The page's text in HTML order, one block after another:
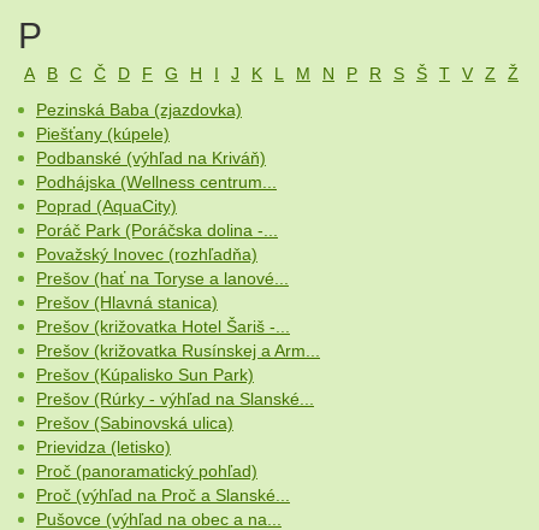
P
A B C Č D F G H I J K L M N P R S Š T V Z
Ž
Pezinská Baba (zjazdovka)
Piešťany (kúpele)
Podbanské (výhľad na Kriváň)
Podhájska (Wellness centrum...
Poprad (AquaCity)
Poráč Park (Poráčska dolina -...
Považský Inovec (rozhľadňa)
Prešov (hať na Toryse a lanové...
Prešov (Hlavná stanica)
Prešov (križovatka Hotel Šariš -...
Prešov (križovatka Rusínskej a Arm...
Prešov (Kúpalisko Sun Park)
Prešov (Rúrky - výhľad na Slanské...
Prešov (Sabinovská ulica)
Prievidza (letisko)
Proč (panoramatický pohľad)
Proč (výhľad na Proč a Slanské...
Pušovce (výhľad na obec a na...